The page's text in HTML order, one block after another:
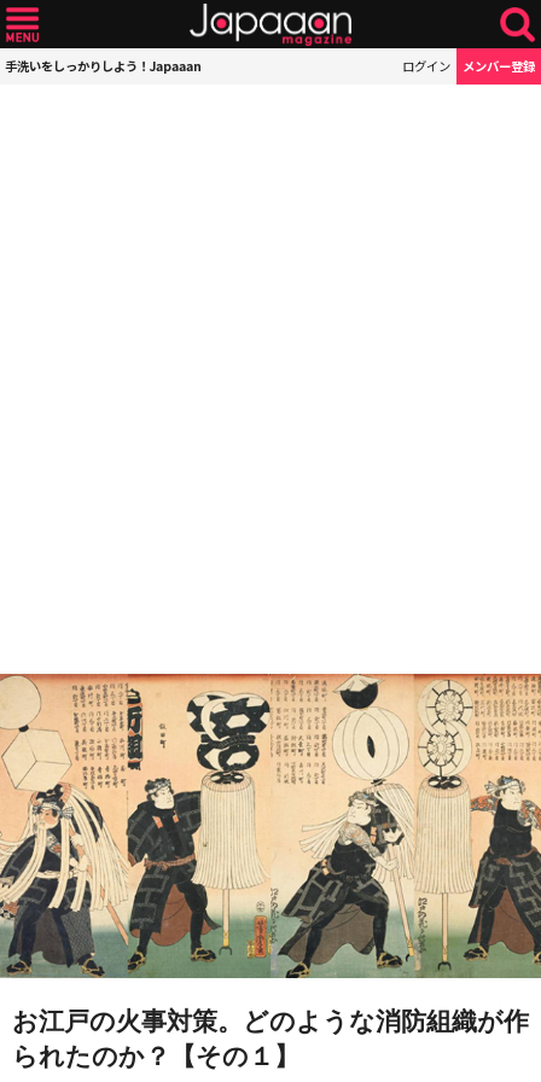
手洗いをしっかりしよう！Japaaan ログイン メンバー登録
お江戸の火事対策。どのような消防組織が作
られたのか？【その１】